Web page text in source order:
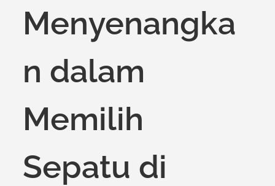
Menyenangka
n dalam
Memilih
Sepatu di